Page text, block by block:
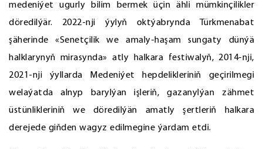
medeniýet ugurly bilim bermek üçin ähli mümkinçilikler
döredilýär. 2022-nji ýylyň oktýabrynda Türkmenabat
şäherinde «Senetçilik we amaly-haşam sungaty dünýä
halklarynyň mirasynda» atly halkara festiwalyň, 2014-nji,
2021-nji ýyllarda Medeniýet hepdelikleriniň geçirilmegi
welaýatda alnyp barylýan işleriň, gazanylýan zähmet
üstünlikleriniň we döredilýän amatly şertleriň halkara
derejede giňden wagyz edilmegine ýardam etdi.